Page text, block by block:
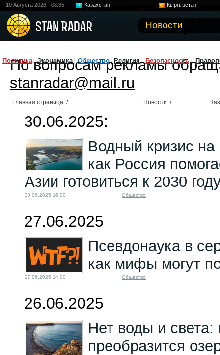
10 Августа 2026 08:35 Казахстан
Кыргызстан
Новости
Политика Экономика Общество Религия Безопасность
По вопросам рекламы
stanradar@mail.ru
Главная страница / Новости /
30.06.2025:
Водный кризис на
как Россия
Азии готовиться к 2030
30.06.2025 16:00 Общество
27.06.2025
Псевдонаука в
как мифы могут
27.06.2025 14:00 Общество
26.06.2025
Нет воды и света:
преобразится